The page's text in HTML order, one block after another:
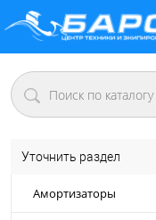
Уточнить раздел
Амортизаторы